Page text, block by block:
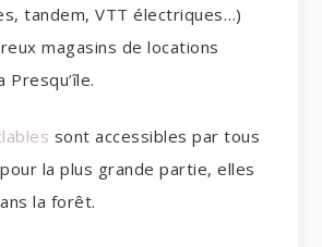
tandem, VTT électriques…)
magasins de locations
sont accessibles par tous
la plus grande partie, elles
la forêt.